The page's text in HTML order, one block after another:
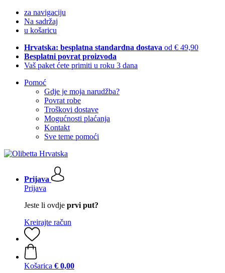
za navigaciju
Na sadržaj
u košaricu
Hrvatska: besplatna standardna dostava od € 49,90
Besplatni povrat proizvoda
Vaš paket ćete primiti u roku 3 dana
Pomoć
Gdje je moja narudžba?
Povrat robe
Troškovi dostave
Mogućnosti plaćanja
Kontakt
Sve teme pomoći
Prijava
Prijava
Jeste li ovdje prvi put?
Kreirajte račun
Košarica € 0,00